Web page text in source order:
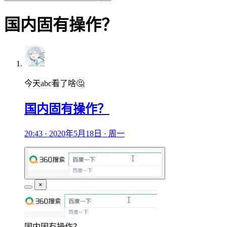
国内固有操作？
今天abc看了啥🤔
国内固有操作？
20:43 · 2020年5月18日 · 周一
×